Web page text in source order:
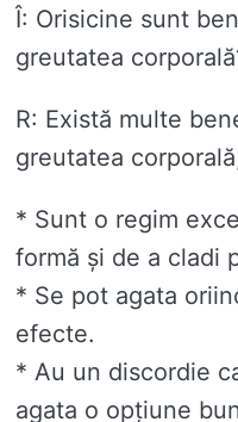
Î: Orisicine sunt
greutatea
R: Există multe
greutatea
* Sunt o regim
formă și de a cladi
* Se pot agata
efecte.
* Au un discordie
agata o opțiune